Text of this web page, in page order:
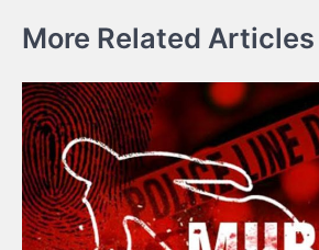
More Related Articles